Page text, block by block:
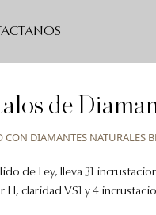
de
DIAMANTES NATURALES
de Ley, lleva 31
claridad VS1 y 4